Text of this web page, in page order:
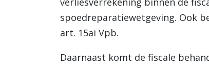
spoedreparatiewetgeving. Ook
art. 15ai Vpb.
Daarnaast komt de fiscale